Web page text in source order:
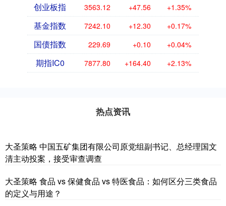
创业板指 3563.12 +47.56 +1.35%
基金指数 7242.10 +12.30 +0.17%
国债指数 229.69 +0.10 +0.04%
期指IC0 7877.80 +164.40 +2.13%
热点资讯
大圣策略 中国五矿集团有限公司原党组副书记、总经理国文
清主动投案，接受审查调查
大圣策略 食品 vs 保健食品 vs 特医食品：如何区分三类食品
的定义与用途？